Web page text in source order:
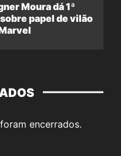
Moura dá 1ª
papel de vilão
encerrados.